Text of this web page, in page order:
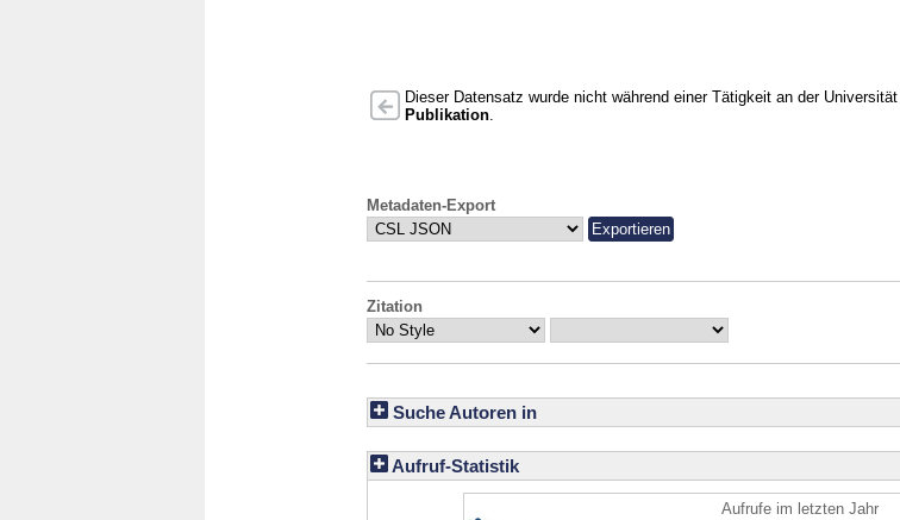
Dieser Datensatz wurde nicht während einer Tätigkeit an der
Publikation
Metadaten-Export
Zitation
Suche Autoren in
Aufruf-Statistik
Aufrufe im letzten Jahr